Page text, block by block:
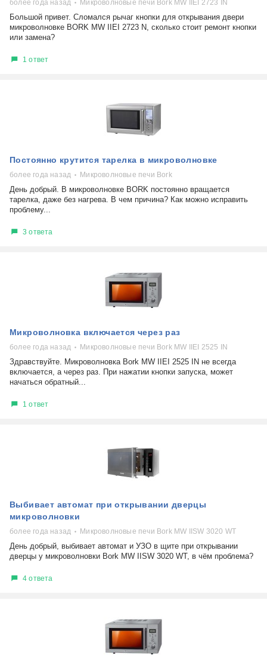
более года назад Микроволновые печи Bork MW IIEI 2723 IN
Большой привет. Сломался рычаг кнопки для открывания двери
микроволновке BORK MW IIEI 2723 N, сколько стоит ремонт кнопки
или замена?
1 ответ
Постоянно крутится тарелка в микроволновке
более года назад Микроволновые печи Bork
День добрый. В микроволновке BORK постоянно вращается
тарелка, даже без нагрева. В чем причина? Как можно исправить
проблему...
3 ответа
Микроволновка включается через раз
более года назад Микроволновые печи Bork MW IIEI 2525 IN
Здравствуйте. Микроволновка Bork MW IIEI 2525 IN не всегда
включается, а через раз. При нажатии кнопки запуска, может
начаться обратный...
1 ответ
Выбивает автомат при открывании дверцы
микроволновки
более года назад Микроволновые печи Bork MW IISW 3020 WT
День добрый, выбивает автомат и УЗО в щите при открывании
дверцы у микроволновки Bork MW IISW 3020 WT, в чём проблема?
4 ответа